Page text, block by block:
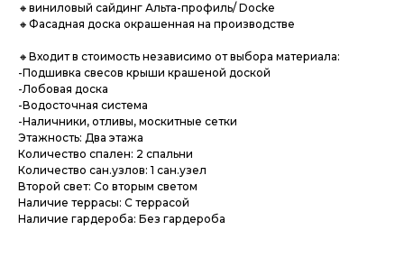
🔸виниловый сайдинг Альта-профиль/ Docke
🔸Фасадная доска окрашенная на производстве
🔸Входит в стоимость независимо от выбора материала:
-Подшивка свесов крыши крашеной доской
-Лобовая доска
-Водосточная система
-Наличники, отливы, москитные сетки
Этажность: Два этажа
Количество спален: 2 спальни
Количество сан.узлов: 1 сан.узел
Второй свет: Со вторым светом
Наличие террасы: С террасой
Наличие гардероба: Без гардероба